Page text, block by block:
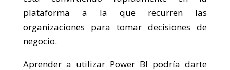
plataforma a la que recurren las
organizaciones para tomar decisiones de
negocio.
Aprender a utilizar Power BI podría darte